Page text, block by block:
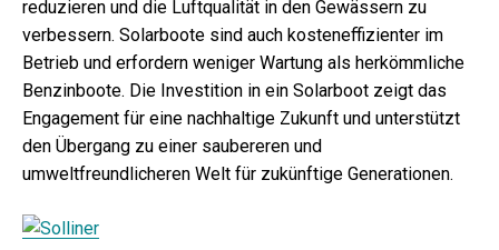
reduzieren und die Luftqualität in den Gewässern zu
verbessern. Solarboote sind auch kosteneffizienter im
Betrieb und erfordern weniger Wartung als herkömmliche
Benzinboote. Die Investition in ein Solarboot zeigt das
Engagement für eine nachhaltige Zukunft und unterstützt
den Übergang zu einer saubereren und
umweltfreundlicheren Welt für zukünftige Generationen.